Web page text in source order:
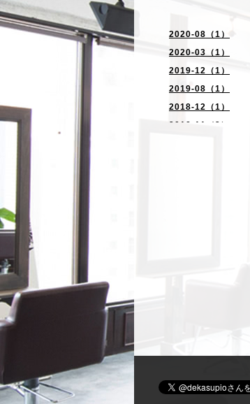
2020-08（1）
2020-03（1）
2019-12（1）
2019-08（1）
2018-12（1）
2018-11（2）